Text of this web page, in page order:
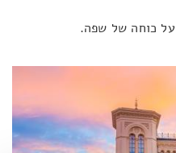
על כוחה של שפה.